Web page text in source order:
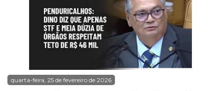
quarta-feira, 25 de fevereiro de 2026